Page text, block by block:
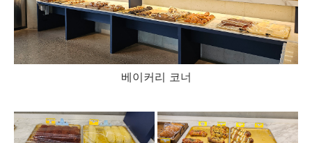
베이커리 코너